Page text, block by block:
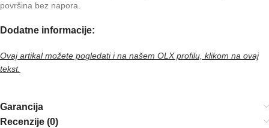
površina bez napora.
Dodatne informacije:
Ovaj artikal možete pogledati i na našem OLX profilu, klikom na ovaj
tekst.
Garancija
Recenzije (0)